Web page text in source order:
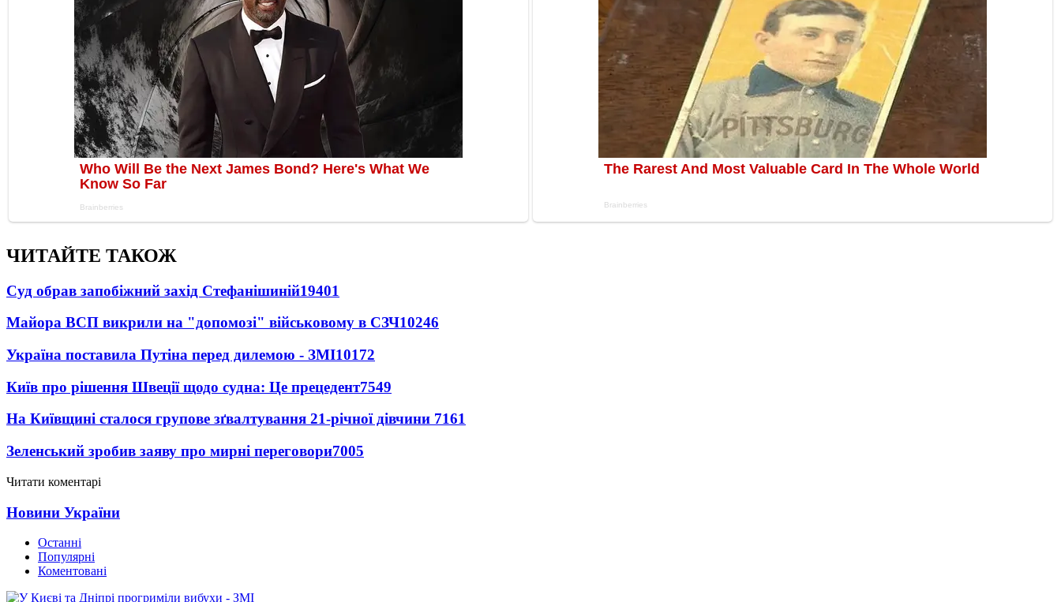
ЧИТАЙТЕ ТАКОЖ
Суд обрав запобіжний захід Стефанішиній19401
Майора ВСП викрили на "допомозі" військовому в СЗЧ10246
Україна поставила Путіна перед дилемою - ЗМІ10172
Київ про рішення Швеції щодо судна: Це прецедент7549
На Київщині сталося групове зґвалтування 21-річної дівчини 7161
Зеленський зробив заяву про мирні переговори7005
Читати коментарі
Новини України
Останні
Популярні
Коментовані